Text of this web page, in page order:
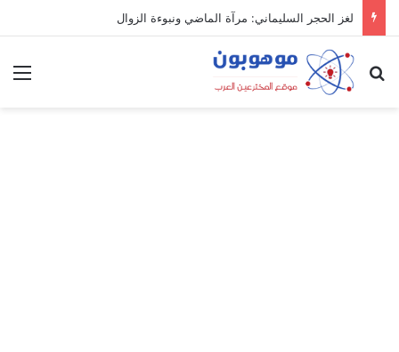
لغز الحجر السليماني: مرآة الماضي ونبوءة الزوال
بحث عن